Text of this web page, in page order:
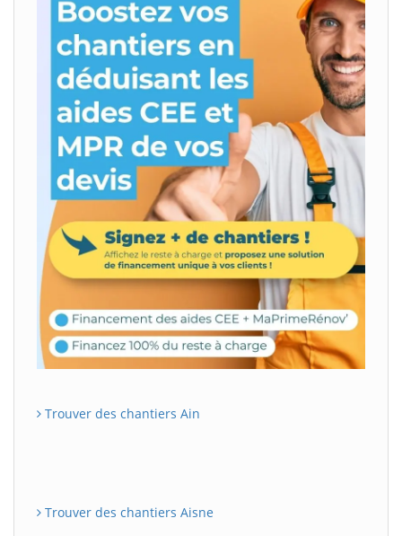
Trouver des chantiers Ain
Trouver des chantiers Aisne